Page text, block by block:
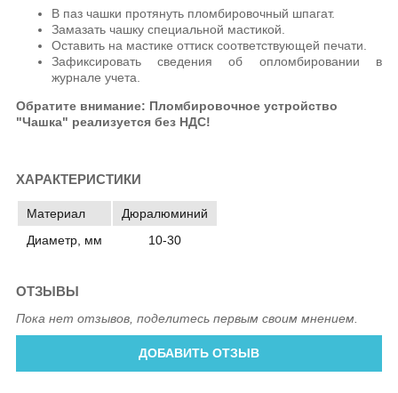
В паз чашки протянуть пломбировочный шпагат.
Замазать чашку специальной мастикой.
Оставить на мастике оттиск соответствующей печати.
Зафиксировать сведения об опломбировании в
журнале учета.
Обратите внимание: Пломбировочное устройство
"Чашка" реализуется без НДС!
ХАРАКТЕРИСТИКИ
Материал
Дюралюминий
Диаметр, мм
10-30
ОТЗЫВЫ
Пока нет отзывов, поделитесь первым своим мнением.
ДОБАВИТЬ ОТЗЫВ